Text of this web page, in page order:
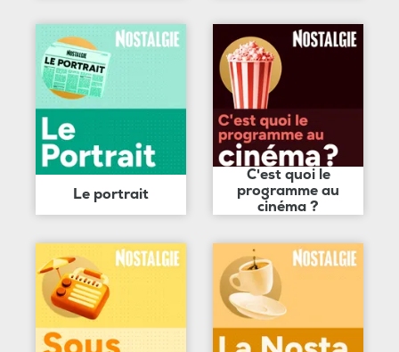
Le portrait
C'est quoi le
programme au
cinéma ?